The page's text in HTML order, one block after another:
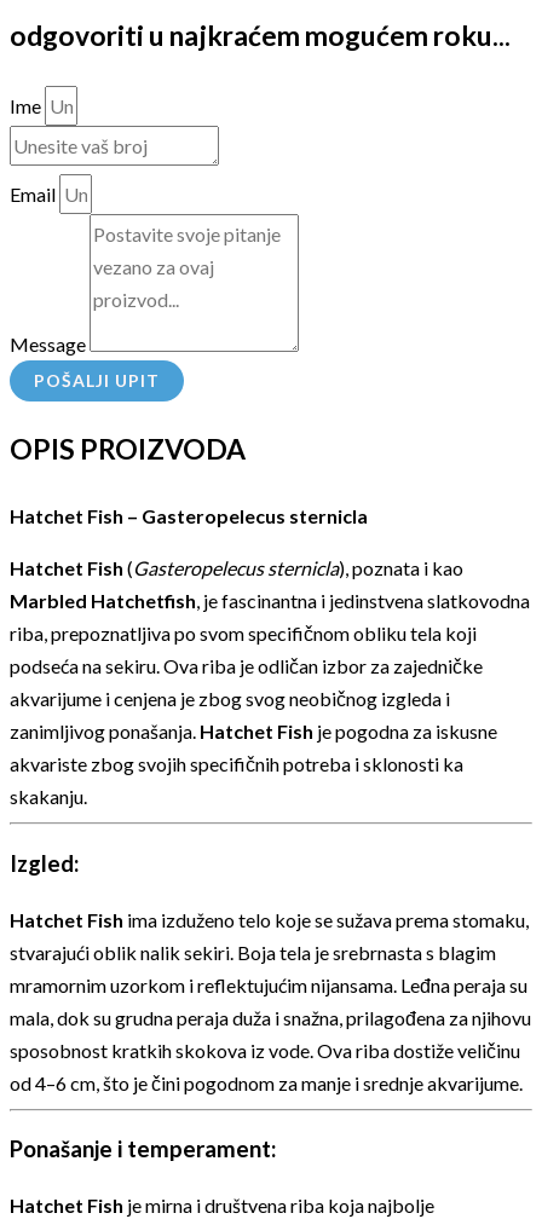
odgovoriti u najkraćem mogućem roku...
Ime
Email
Message
POŠALJI UPIT
OPIS PROIZVODA
Hatchet Fish – Gasteropelecus sternicla
Hatchet Fish (Gasteropelecus sternicla), poznata i kao
Marbled Hatchetfish, je fascinantna i jedinstvena slatkovodna
riba, prepoznatljiva po svom specifičnom obliku tela koji
podseća na sekiru. Ova riba je odličan izbor za zajedničke
akvarijume i cenjena je zbog svog neobičnog izgleda i
zanimljivog ponašanja. Hatchet Fish je pogodna za iskusne
akvariste zbog svojih specifičnih potreba i sklonosti ka
skakanju.
Izgled:
Hatchet Fish ima izduženo telo koje se sužava prema stomaku,
stvarajući oblik nalik sekiri. Boja tela je srebrnasta s blagim
mramornim uzorkom i reflektujućim nijansama. Leđna peraja su
mala, dok su grudna peraja duža i snažna, prilagođena za njihovu
sposobnost kratkih skokova iz vode. Ova riba dostiže veličinu
od 4–6 cm, što je čini pogodnom za manje i srednje akvarijume.
Ponašanje i temperament:
Hatchet Fish je mirna i društvena riba koja najbolje